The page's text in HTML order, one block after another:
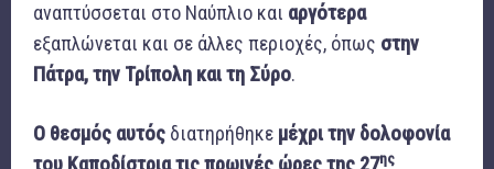
αναπτύσσεται στο Ναύπλιο και αργότερα
εξαπλώνεται και σε άλλες περιοχές, όπως στην
Πάτρα, την Τρίπολη και τη Σύρο.
Ο θεσμός αυτός διατηρήθηκε μέχρι την δολοφονία
του Καποδίστρια τις πρωινές ώρες της 27ης